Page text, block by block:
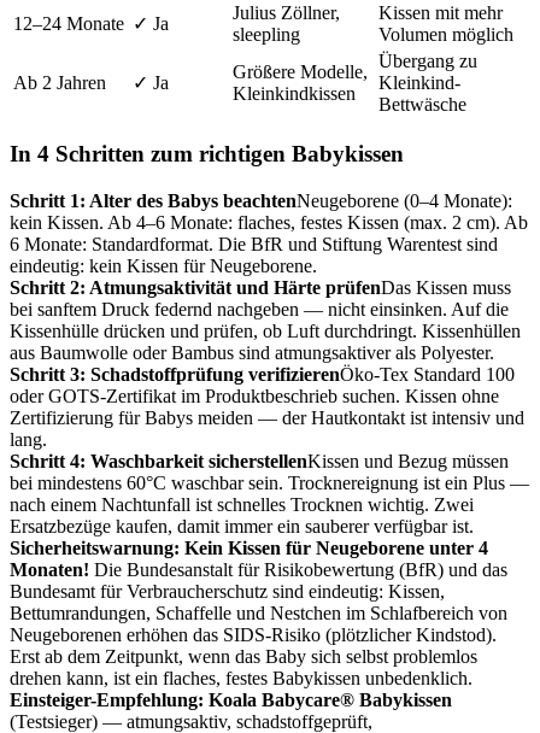
12–24 Monate ✓ Ja
Julius Zöllner,
sleepling
Kissen mit mehr
Volumen möglich
Ab 2 Jahren ✓ Ja
Größere Modelle,
Kleinkindkissen
Übergang zu
Kleinkind-
Bettwäsche
In 4 Schritten zum richtigen Babykissen
Schritt 1: Alter des Babys beachtenNeugeborene (0–4 Monate):
kein Kissen. Ab 4–6 Monate: flaches, festes Kissen (max. 2 cm). Ab
6 Monate: Standardformat. Die BfR und Stiftung Warentest sind
eindeutig: kein Kissen für Neugeborene.
Schritt 2: Atmungsaktivität und Härte prüfenDas Kissen muss
bei sanftem Druck federnd nachgeben — nicht einsinken. Auf die
Kissenhülle drücken und prüfen, ob Luft durchdringt. Kissenhüllen
aus Baumwolle oder Bambus sind atmungsaktiver als Polyester.
Schritt 3: Schadstoffprüfung verifizierenÖko-Tex Standard 100
oder GOTS-Zertifikat im Produktbeschrieb suchen. Kissen ohne
Zertifizierung für Babys meiden — der Hautkontakt ist intensiv und
lang.
Schritt 4: Waschbarkeit sicherstellenKissen und Bezug müssen
bei mindestens 60°C waschbar sein. Trocknereignung ist ein Plus —
nach einem Nachtunfall ist schnelles Trocknen wichtig. Zwei
Ersatzbezüge kaufen, damit immer ein sauberer verfügbar ist.
Sicherheitswarnung: Kein Kissen für Neugeborene unter 4
Monaten! Die Bundesanstalt für Risikobewertung (BfR) und das
Bundesamt für Verbraucherschutz sind eindeutig: Kissen,
Bettumrandungen, Schaffelle und Nestchen im Schlafbereich von
Neugeborenen erhöhen das SIDS-Risiko (plötzlicher Kindstod).
Erst ab dem Zeitpunkt, wenn das Baby sich selbst problemlos
drehen kann, ist ein flaches, festes Babykissen unbedenklich.
Einsteiger-Empfehlung: Koala Babycare® Babykissen
(Testsieger) — atmungsaktiv, schadstoffgeprüft,